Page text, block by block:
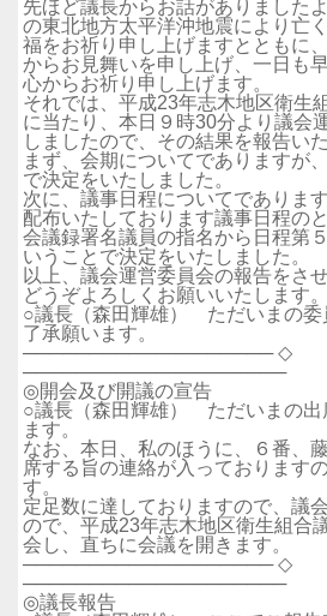
先ほど議長からお話がありました
の東北地方太平洋沖地震により亡
福をお祈り申し上げますとともに
からお見舞いを申し上げ、一日も
心からお祈り申し上げます。
それでは、平成23年志木地区衛生
に当たり、本日９時30分より議会
しましたので、その結果を報告いた
まず、会期についてでありますが
で決定をいたしました。
次に、議事日程についてでありま
配布いたしております議事日程の
会議録署名議員の指名から日程第
いうことで決定をいたしました。
以上、議会運営委員会の報告をさ
どうぞよろしくお願いいたします。
○議長（森田輝雄） ただいまの委
了承願います。
─────────────────── ◇
────────────────────
◎開会及び開議の宣告
○議長（森田輝雄） ただいまの出
ます。
なお、本日、私のほうに、６番、
席する旨の連絡が入っております
す。
定足数に達しておりますので、議
ので、平成23年志木地区衛生組合
会し、直ちに会議を開きます。
─────────────────── ◇
────────────────────
◎議長報告